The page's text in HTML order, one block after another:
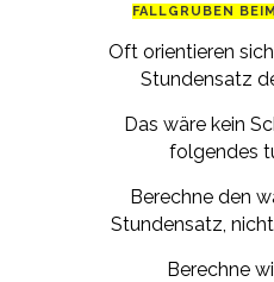
FALLGRUBEN
Oft orientieren
Stundensatz
Das wäre kein
folgendes
Berechne den
Stundensatz,
Berechne